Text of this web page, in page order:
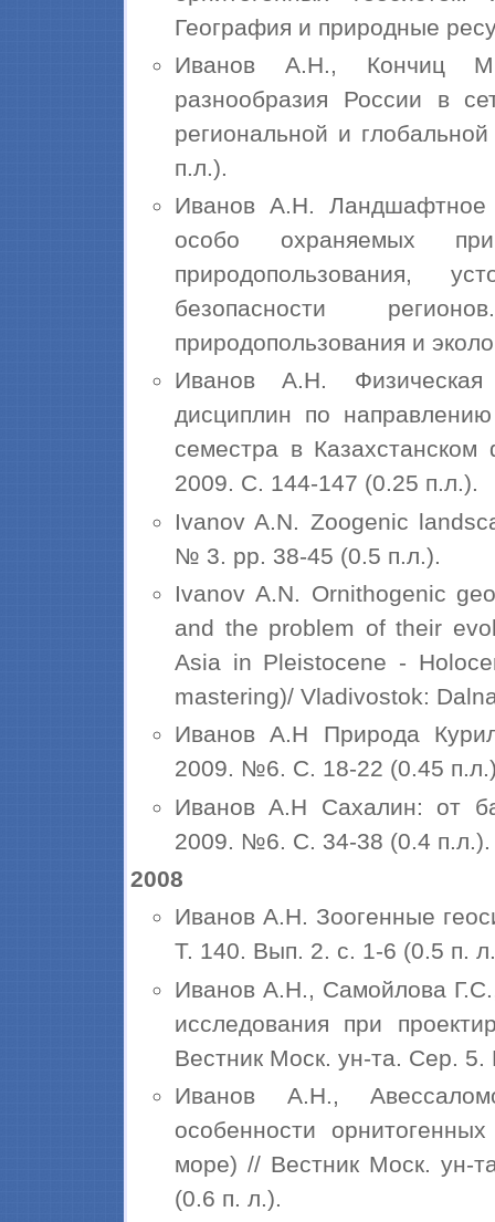
География и природные
Иванов А.Н., Кончиц
разнообразия России в
региональной и
п.л.).
Иванов А.Н. Ландшафтное
особо охраняемых
природопользования,
безопасности
природопользования и
Иванов А.Н.
дисциплин по
семестра в
2009. С. 144-147 (0.25 п.л.).
Ivanov A.N. Zoogenic
№ 3. pp. 38-45 (0.5 п.л.).
Ivanov A.N. Ornithogenic
and the problem of their
Asia in Pleistocene -
mastering)/ Vladivostok:
Иванов А.Н Природа
2009. №6. С. 18-22 (0.45
Иванов А.Н Сахалин: от
2009. №6. С. 34-38 (0.4 п.л.).
2008
Иванов А.Н. Зоогенные
Т. 140. Вып. 2. с. 1-6 (0.5 п.
Иванов А.Н., Самойлова
исследования при
Вестник Моск. ун-та. Сер.
Иванов А.Н.,
особенности
море) // Вестник Моск. ун-
(0.6 п. л.).